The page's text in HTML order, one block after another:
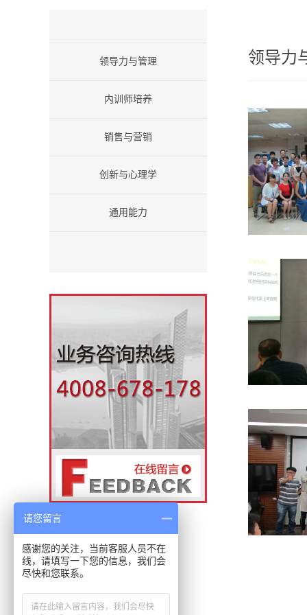
领导力与管理
内训师培养
销售与营销
创新与心理学
通用能力
领导力
请您留言
感谢您的关注，当前客服人员不在
线，请填写一下您的信息，我们会
尽快和您联系。